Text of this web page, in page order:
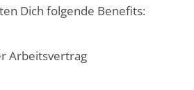
Dich folgende Benefits:
Arbeitsvertrag